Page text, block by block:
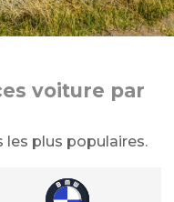
voiture par
les plus populaires.